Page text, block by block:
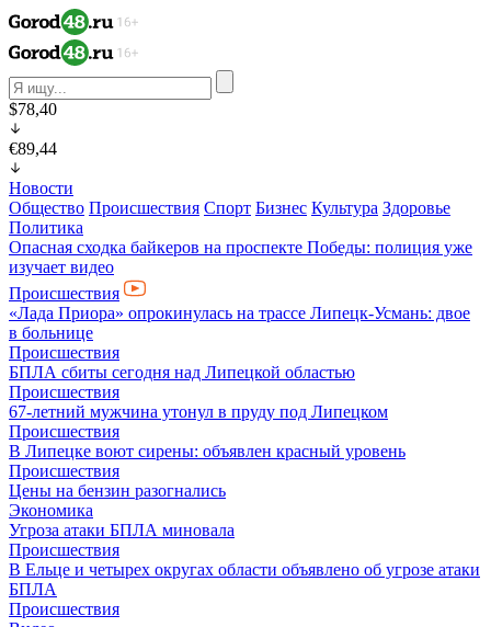
$78,40
€89,44
Новости
Общество Происшествия Спорт Бизнес Культура Здоровье
Политика
Опасная сходка байкеров на проспекте Победы: полиция уже
изучает видео
Происшествия
«Лада Приора» опрокинулась на трассе Липецк-Усмань: двое
в больнице
Происшествия
БПЛА сбиты сегодня над Липецкой областью
Происшествия
67-летний мужчина утонул в пруду под Липецком
Происшествия
В Липецке воют сирены: объявлен красный уровень
Происшествия
Цены на бензин разогнались
Экономика
Угроза атаки БПЛА миновала
Происшествия
В Ельце и четырех округах области объявлено об угрозе атаки
БПЛА
Происшествия